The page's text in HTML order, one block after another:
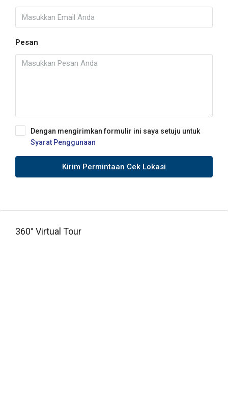
Pesan
Dengan mengirimkan formulir ini saya setuju untuk
Syarat Penggunaan
Kirim Permintaan Cek Lokasi
360° Virtual Tour